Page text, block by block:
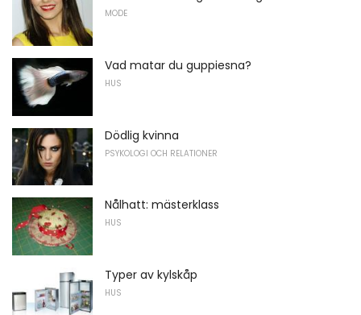
MODE
Vad matar du guppiesna?
HUS
Dödlig kvinna
PSYKOLOGI OCH RELATIONER
Nålhatt: mästerklass
HUS
Typer av kylskåp
HUS